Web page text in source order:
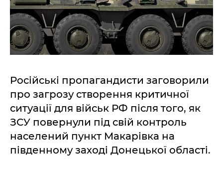
Російські пропагандисти заговорили
про загрозу створення критичної
ситуації для військ РФ після того, як
ЗСУ повернули під свій контроль
населений пункт Макарівка на
південному заході Донецької області.